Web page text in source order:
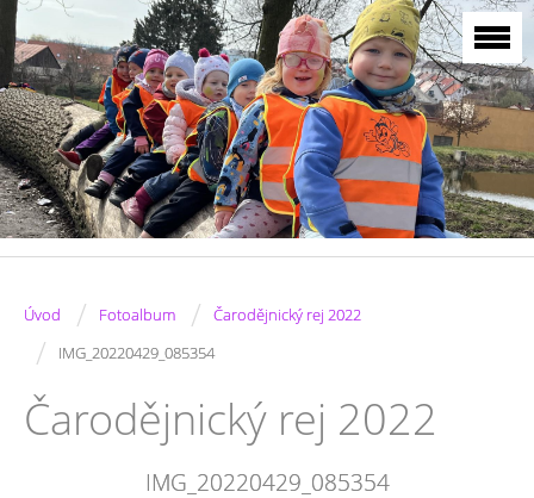
Úvod / Fotoalbum / Čarodějnický rej 2022
/ IMG_20220429_085354
Čarodějnický rej 2022
IMG_20220429_085354